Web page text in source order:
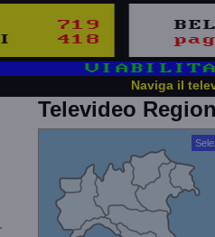
Naviga il
Televideo